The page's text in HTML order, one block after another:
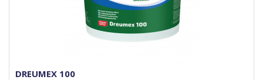
DREUMEX 100